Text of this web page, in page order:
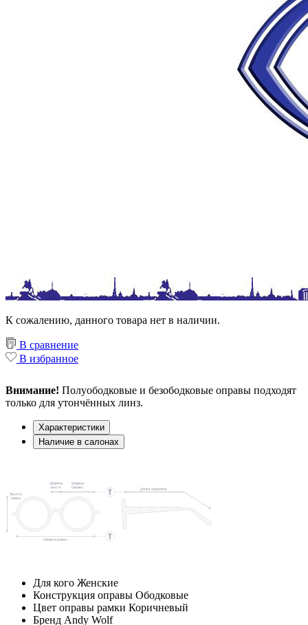
К сожалению, данного товара нет в наличии.
В сравнение
В избранное
Внимание! Полуободковые и безободковые оправы подходят
только для утончённых линз.
Характеристики
Наличие в салонах
Для кого Женские
Конструкция оправы Ободковые
Цвет оправы рамки Коричневый
Бренд Andy Wolf